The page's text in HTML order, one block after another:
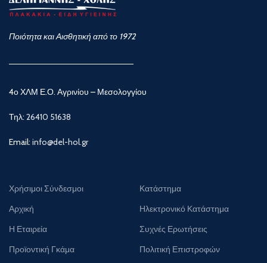
Ποιότητα και Αισθητική από το 1972
4ο ΧΛΜ Ε.Ο. Αγρινίου – Μεσολογγίου
Τηλ:26410 51638
Email:info@del-hol.gr
Χρήσιμοι Σύνδεσμοι
Αρχική
Η Εταιρεία
Προϊοντική Γκάμα
Κατάστημα
Ηλεκτρονικό Κατάστημα
Συχνές Ερωτήσεις
Πολιτική Επιστροφών